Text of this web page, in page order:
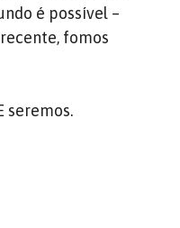
é possível –
fomos
seremos.